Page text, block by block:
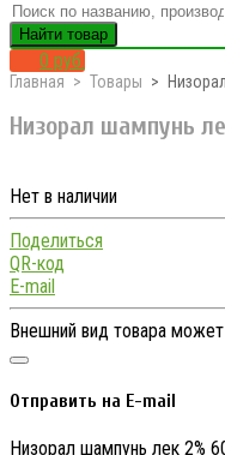
Найти товар
0 руб.
Главная Товары
Низорал шампунь
Нет в наличии
Поделиться
QR-код
E-mail
Внешний вид товара
Отправить на E-mail
Низорал шампунь лек 2%